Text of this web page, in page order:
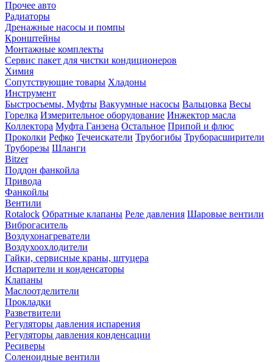
Прочее авто
Радиаторы
Дренажные насосы и помпы
Кронштейны
Монтажные комплекты
Сервис пакет для чистки кондиционеров
Химия
Сопутствующие товары Хладоны
Инструмент
Быстросъемы, Муфты Вакуумные насосы Вальцовка Весы
Горелка Измерительное оборудование Инжектор масла
Коллектора Муфта Ганзена Остальное Припой и флюс
Проколки Рефко Течеискатели Трубогибы Труборасширители
Труборезы Шланги
Bitzer
Поддон фанкойла
Привода
Фанкойлы
Вентили
Rotalock Обратные клапаны Реле давления Шаровые вентили
Виброгаситель
Воздухонагреватели
Воздухоохлодители
Гайки, сервисные краны, штуцера
Испарители и конденсаторы
Клапаны
Маслоотделители
Прокладки
Разветвители
Регуляторы давления испарения
Регуляторы давления конденсации
Ресиверы
Соленоидные вентили